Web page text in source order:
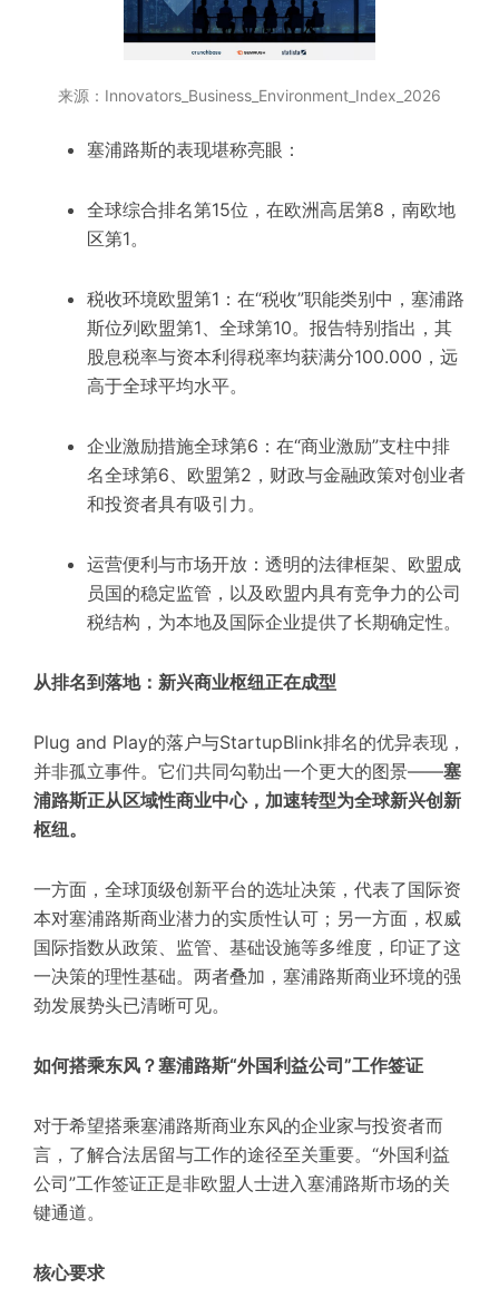
来源： Innovators_Business_Environment_Index_2026
塞浦路斯的表现堪称亮眼：
全球综合排名第15位 ，在欧洲高居第8， 南欧地
区第1。
税收环境欧盟第1 ：在“税收”职能类别中，塞浦路
斯位列欧盟第1、全球第10。报告特别指出，其
股息税率与资本利得税率均获满分100.000 ，远
高于全球平均水平。
企业激励措施全球第6 ：在“商业激励”支柱中排
名全球第6、欧盟第2，财政与金融政策对创业者
和投资者具有吸引力。
运营便利与市场开放 ：透明的法律框架、欧盟成
员国的稳定监管，以及欧盟内具有竞争力的公司
税结构，为本地及国际企业提供了长期确定性。
从排名到落地：新兴商业枢纽正在成型
Plug and Play的落户与StartupBlink排名的优异表现，
并非孤立事件。它们共同勾勒出一个更大的图景——塞
浦路斯正从区域性商业中心，加速转型为全球新兴创新
枢纽。
一方面，全球顶级创新平台的选址决策，代表了国际资
本对塞浦路斯商业潜力的实质性认可；另一方面，权威
国际指数从政策、监管、基础设施等多维度，印证了这
一决策的理性基础。两者叠加，塞浦路斯商业环境的强
劲发展势头已清晰可见。
如何搭乘东风？塞浦路斯“外国利益公司”工作签证
对于希望搭乘塞浦路斯商业东风的企业家与投资者而
言，了解合法居留与工作的途径至关重要。“外国利益
公司”工作签证正是非欧盟人士进入塞浦路斯市场的关
键通道。
核心要求